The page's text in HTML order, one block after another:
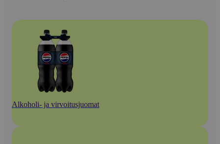
Alkoholi- ja virvoitusjuomat